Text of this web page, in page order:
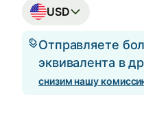
USD
Отправляете
эквивалента в
снизим нашу